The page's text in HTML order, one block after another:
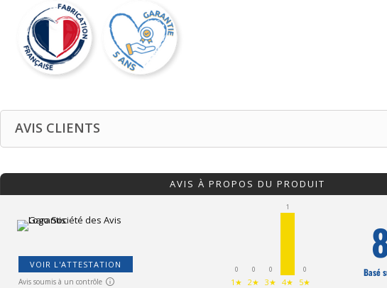
AVIS CLIENTS
AVIS À PROPOS DU PRODUIT
VOIR L'ATTESTATION
Avis soumis à un contrôle
0
1★
0
2★
0
3★
1
4★
0
5★
8
Basé